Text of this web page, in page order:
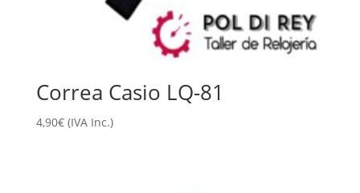
Correa Casio LQ-81
4,90€ (IVA Inc.)